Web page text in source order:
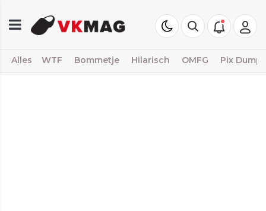
Alles WTF Bommetje Hilarisch OMFG Pix Dump